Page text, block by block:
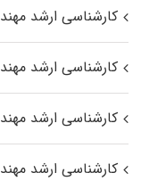
کارشناسی ارشد
کارشناسی ارشد
کارشناسی ارشد
کارشناسی ارشد